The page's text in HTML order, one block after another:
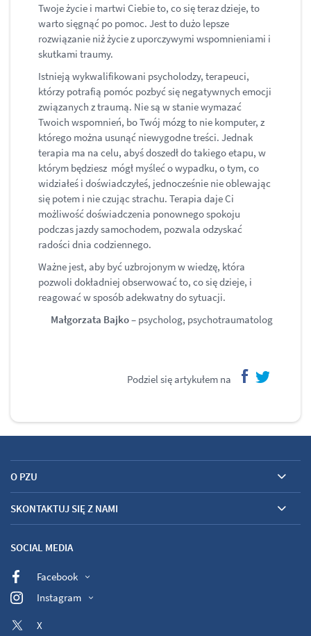
Twoje życie i martwi Ciebie to, co się teraz dzieje, to
warto sięgnąć po pomoc. Jest to dużo lepsze
rozwiązanie niż życie z uporczywymi wspomnieniami i
skutkami traumy.
Istnieją wykwalifikowani psycholodzy, terapeuci,
którzy potrafią pomóc pozbyć się negatywnych emocji
związanych z traumą. Nie są w stanie wymazać
Twoich wspomnień, bo Twój mózg to nie komputer, z
którego można usunąć niewygodne treści. Jednak
terapia ma na celu, abyś doszedł do takiego etapu, w
którym będziesz mógł myśleć o wypadku, o tym, co
widziałeś i doświadczyłeś, jednocześnie nie oblewając
się potem i nie czując strachu. Terapia daje Ci
możliwość doświadczenia ponownego spokoju
podczas jazdy samochodem, pozwala odzyskać
radości dnia codziennego.
Ważne jest, aby być uzbrojonym w wiedzę, która
pozwoli dokładniej obserwować to, co się dzieje, i
reagować w sposób adekwatny do sytuacji.
Małgorzata Bajko– psycholog, psychotraumatolog
Podziel się artykułem na
O PZU
SKONTAKTUJ SIĘ Z NAMI
SOCIAL MEDIA
Facebook
Instagram
X